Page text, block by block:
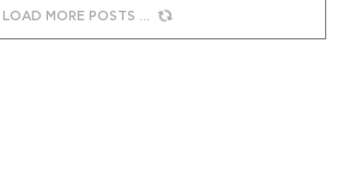
LOAD MORE POSTS